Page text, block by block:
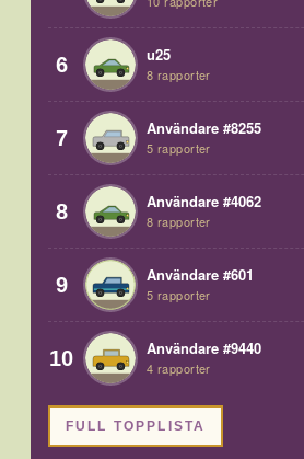
6 u25
8 rapporter
7 Användare #8255
5 rapporter
8 Användare #4062
8 rapporter
9 Användare #601
5 rapporter
10 Användare #9440
4 rapporter
FULL TOPPLISTA